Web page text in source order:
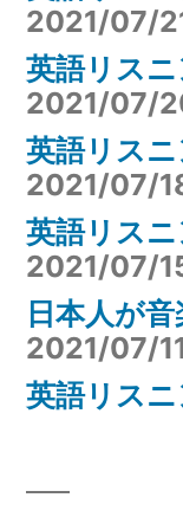
2021/07/
英語リス
2021/07/
英語リス
2021/07/
英語リス
2021/07/
日本人が
2021/07/
英語リス